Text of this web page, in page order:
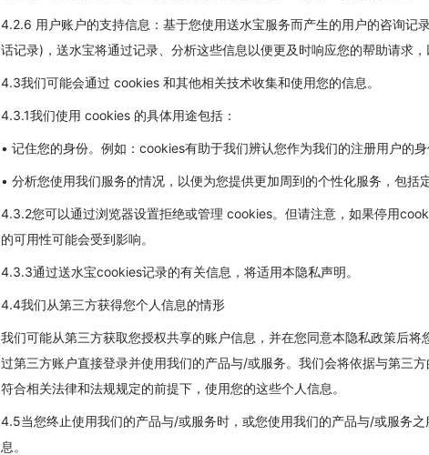
4.2.6 用户账户的支持信息：基于您使用送水宝服务而产生的用户的咨询记
话记录)，送水宝将通过记录、分析这些信息以便更及时响应您的帮助请求，
4.3我们可能会通过 cookies 和其他相关技术收集和使用您的信息。
4.3.1我们使用 cookies 的具体用途包括：
• 记住您的身份。例如：cookies有助于我们辨认您作为我们的注册用户的身
• 分析您使用我们服务的情况，以便为您提供更加周到的个性化服务，包括
4.3.2您可以通过浏览器设置拒绝或管理 cookies。但请注意，如果停用
的可用性可能会受到影响。
4.3.3通过送水宝cookies记录的有关信息，将适用本隐私声明。
4.4我们从第三方获得您个人信息的情形
我们可能从第三方获取您授权共享的账户信息，并在您同意本隐私政策后
过第三方账户直接登录并使用我们的产品与/或服务。我们会将依据与第三
符合相关法律和法规规定的前提下，使用您的这些个人信息。
4.5当您终止使用我们的产品与/或服务时，或您使用我们的产品与/或服务
息。